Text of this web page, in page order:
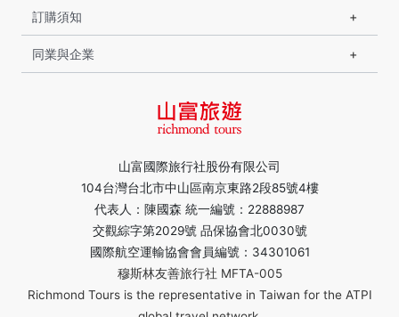
山富國際旅行社股份有限公司
104台灣台北市中山區南京東路2段85號4樓
代表人：陳國森 統一編號：22888987
交觀綜字第2029號 品保協會北0030號
國際航空運輸協會會員編號：34301061
穆斯林友善旅行社 MFTA-005
Richmond Tours is the representative in Taiwan for the ATPI
訂購須知
同業與企業